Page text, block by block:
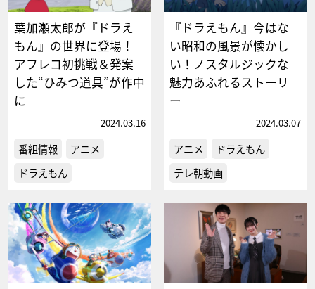
葉加瀬太郎が『ドラえ
もん』の世界に登場！
アフレコ初挑戦＆発案
した“ひみつ道具”が作中
に
2024.03.16
番組情報
アニメ
ドラえもん
『ドラえもん』今はな
い昭和の風景が懐かし
い！ノスタルジックな
魅力あふれるストーリ
ー
2024.03.07
アニメ
ドラえもん
テレ朝動画